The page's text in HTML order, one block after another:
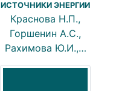
ИСТОЧНИКИ ЭНЕРГИИ
Краснова Н.П.,
Горшенин А.С.,
Рахимова Ю.И.,…